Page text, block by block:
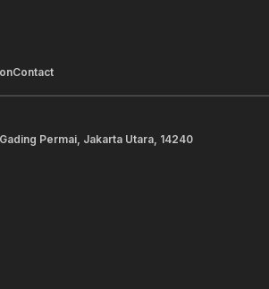
Contact
Permai, Jakarta Utara, 14240